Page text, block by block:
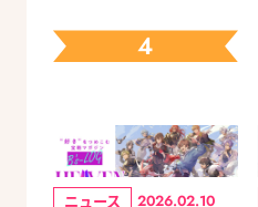
ェック
4
ニュース 2026.02.10